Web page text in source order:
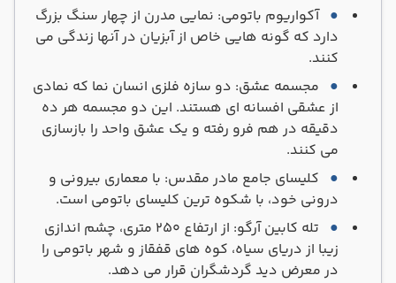
آکواریوم باتومی: نمایی مدرن از چهار سنگ بزرگ
دارد که گونه هایی خاص از آبزیان در آنها زندگی می
کنند.
مجسمه عشق: دو سازه فلزی انسان نما که نمادی
از عشقی افسانه ای هستند. این دو مجسمه هر ده
دقیقه در هم فرو رفته و یک عشق واحد را بازسازی
می کنند.
کلیسای جامع مادر مقدس: با معماری بیرونی و
درونی خود، با شکوه ترین کلیسای باتومی است.
تله کابین آرگو: از ارتفاع ۲۵۰ متری، چشم اندازی
زیبا از دریای سیاه، کوه های قفقاز و شهر باتومی را
در معرض دید گردشگران قرار می دهد.